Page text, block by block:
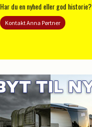
Har du en nyhed eller god historie?
Kontakt Anna Pørtner